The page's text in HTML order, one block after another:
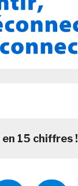
en 15 chiffres !